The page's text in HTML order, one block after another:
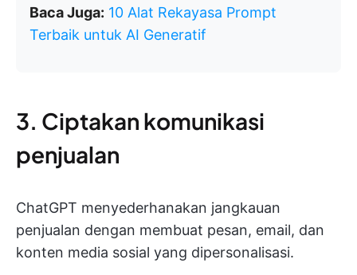
Baca Juga: 10 Alat Rekayasa Prompt
Terbaik untuk AI Generatif
3. Ciptakan komunikasi
penjualan
ChatGPT menyederhanakan jangkauan
penjualan dengan membuat pesan, email, dan
konten media sosial yang dipersonalisasi.